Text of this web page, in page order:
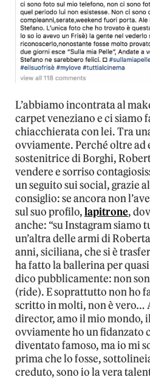
L’abbiamo incontrata al
carpet veneziano e ci siamo
chiacchierata con lei. Tra
ovviamente. Perché oltre ad
sostenitrice di Borghi,
vendere e sorriso
un seguito sui social, grazie
consiglio: se ancora non
sul suo profilo,lapitrone,
anche: “su Instagram siamo
un’altra delle armi di
anni, siciliana, che si è
ha fatto la ballerina per quasi
dico pubblicamente: non
(ride). E soprattutto non ho
scritto in molti, non è vero…
director, amo il mio mondo,
ovviamente ho un fidanzato
diventato famoso, ma io mi
prima che lo fosse,
creduto, sono io la vera